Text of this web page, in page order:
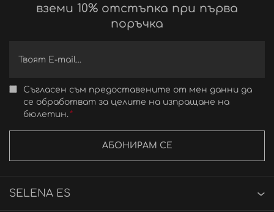
вземи 10% отстъпка при първа
поръчка
Съгласен съм предоставените от мен данни да
се обработват за целите на изпращане на
бюлетин.
АБОНИРАМ СЕ
SELENA ES